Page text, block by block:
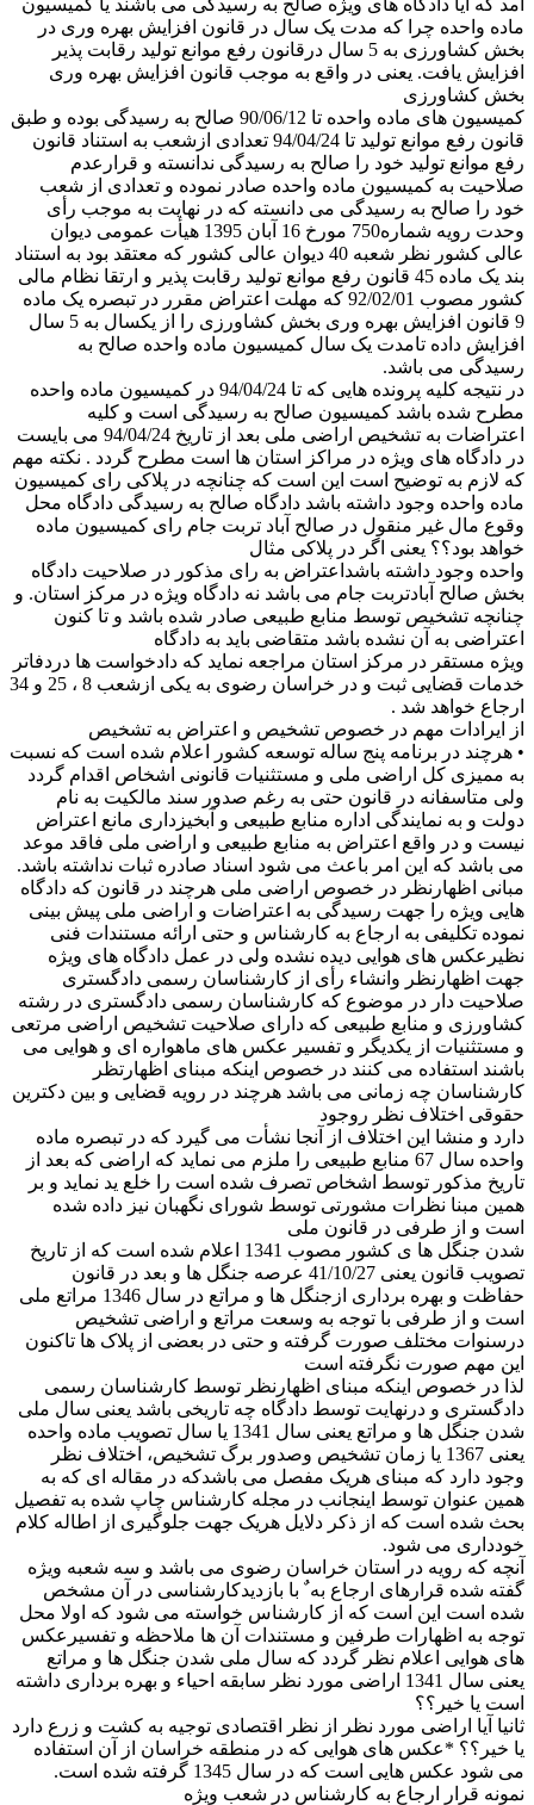
ماده واحده چرا که مدت یک سال در قانون افزایش بهره وری در
بخش کشاورزی به 5 سال درقانون رفع موانع تولید رقابت پذیر
افزایش یافت. یعنی در واقع به موجب قانون افزایش بهره وری
بخش کشاورزی
کمیسیون های ماده واحده تا 90/06/12 صالح به رسیدگی بوده و طبق
قانون رفع موانع تولید تا 94/04/24 تعدادی ازشعب به استناد قانون
رفع موانع تولید خود را صالح به رسیدگی ندانسته و قرارعدم
صلاحیت به کمیسیون ماده واحده صادر نموده و تعدادی از شعب
خود را صالح به رسیدگی می دانسته که در نهایت به موجب رأی
وحدت رویه شماره750 مورخ 16 آبان 1395 هیأت عمومی دیوان
عالی کشور نظر شعبه 40 دیوان عالی کشور که معتقد بود به استناد
بند یک ماده 45 قانون رفع موانع تولید رقابت پذیر و ارتقا نظام مالی
کشور مصوب 92/02/01 که مهلت اعتراض مقرر در تبصره یک ماده
9 قانون افزایش بهره وری بخش کشاورزی را از یکسال به 5 سال
افزایش داده تامدت یک سال کمیسیون ماده واحده صالح به
رسیدگی می باشد.
در نتیجه کلیه پرونده هایی که تا 94/04/24 در کمیسیون ماده واحده
مطرح شده باشد کمیسیون صالح به رسیدگی است و کلیه
اعتراضات به تشخیص اراضی ملی بعد از تاریخ 94/04/24 می بایست
در دادگاه های ویژه در مراکز استان ها است مطرح گردد . نکته مهم
که لازم به توضیح است این است که چنانچه در پلاکی رای کمیسیون
ماده واحده وجود داشته باشد دادگاه صالح به رسیدگی دادگاه محل
وقوع مال غیر منقول در صالح آباد تربت جام رای کمیسیون ماده
خواهد بود؟؟ یعنی اگر در پلاکی مثال
واحده وجود داشته باشداعتراض به رای مذکور در صلاحیت دادگاه
بخش صالح آبادتربت جام می باشد نه دادگاه ویژه در مرکز استان. و
چنانچه تشخیص توسط منابع طبیعی صادر شده باشد و تا کنون
اعتراضی به آن نشده باشد متقاضی باید به دادگاه
ویژه مستقر در مرکز استان مراجعه نماید که دادخواست ها دردفاتر
خدمات قضایی ثبت و در خراسان رضوی به یکی ازشعب 8 ، 25 و 34
ارجاع خواهد شد .
از ایرادات مهم در خصوص تشخیص و اعتراض به تشخیص
• هرچند در برنامه پنج ساله توسعه کشور اعلام شده است که نسبت
به ممیزی کل اراضی ملی و مستثنیات قانونی اشخاص اقدام گردد
ولی متاسفانه در قانون حتی به رغم صدور سند مالکیت به نام
دولت و به نمایندگی اداره منابع طبیعی و آبخیزداری مانع اعتراض
نیست و در واقع اعتراض به منابع طبیعی و اراضی ملی فاقد موعد
می باشد که این امر باعث می شود اسناد صادره ثبات نداشته باشد.
مبانی اظهارنظر در خصوص اراضی ملی هرچند در قانون که دادگاه
هایی ویژه را جهت رسیدگی به اعتراضات و اراضی ملی پیش بینی
نموده تکلیفی به ارجاع به کارشناس و حتی ارائه مستندات فنی
نظیرعکس های هوایی دیده نشده ولی در عمل دادگاه های ویژه
جهت اظهارنظر وانشاء رأی از کارشناسان رسمی دادگستری
صلاحیت دار در موضوع که کارشناسان رسمی دادگستری در رشته
کشاورزی و منابع طبیعی که دارای صلاحیت تشخیص اراضی مرتعی
و مستثنیات از یکدیگر و تفسیر عکس های ماهواره ای و هوایی می
باشند استفاده می کنند در خصوص اینکه مبنای اظهارتظر
کارشناسان چه زمانی می باشد هرچند در رویه قضایی و بین دکترین
حقوقی اختلاف نظر روجود
دارد و منشا این اختلاف از آنجا نشأت می گیرد که در تبصره ماده
واحده سال 67 منابع طبیعی را ملزم می نماید که اراضی که بعد از
تاریخ مذکور توسط اشخاص تصرف شده است را خلع ید نماید و بر
همین مبنا نظرات مشورتی توسط شورای نگهبان نیز داده شده
است و از طرفی در قانون ملی
شدن جنگل ها ی کشور مصوب 1341 اعلام شده است که از تاریخ
تصویب قانون یعنی 41/10/27 عرصه جنگل ها و بعد در قانون
حفاظت و بهره برداری ازجنگل ها و مراتع در سال 1346 مراتع ملی
است و از طرفی با توجه به وسعت مراتع و اراضی تشخیص
درسنوات مختلف صورت گرفته و حتی در بعضی از پلاک ها تاکنون
این مهم صورت نگرفته است
لذا در خصوص اینکه مبنای اظهارنظر توسط کارشناسان رسمی
دادگستری و درنهایت توسط دادگاه چه تاریخی باشد یعنی سال ملی
شدن جنگل ها و مراتع یعنی سال 1341 یا سال تصویب ماده واحده
یعنی 1367 یا زمان تشخیص وصدور برگ تشخیص، اختلاف نظر
وجود دارد که مبنای هریک مفصل می باشدکه در مقاله ای که به
همین عنوان توسط اینجانب در مجله کارشناس چاپ شده به تفصیل
بحث شده است که از ذکر دلایل هریک جهت جلوگیری از اطاله کلام
خودداری می شود.
آنچه که رویه در استان خراسان رضوی می باشد و سه شعبه ویژه
گفته شده قرارهای ارجاع به ٌ با بازدیدکارشناسی در آن مشخص
شده است این است که از کارشناس خواسته می شود که اولا محل
توجه به اظهارات طرفین و مستندات آن ها ملاحظه و تفسیرعکس
های هوایی اعلام نظر گردد که سال ملی شدن جنگل ها و مراتع
یعنی سال 1341 اراضی مورد نظر سابقه احیاء و بهره برداری داشته
است یا خیر؟؟
ثانیا آیا اراضی مورد نظر از نظر اقتصادی توجیه به کشت و زرع دارد
یا خیر؟؟ *عکس های هوایی که در منطقه خراسان از آن استفاده
می شود عکس هایی است که در سال 1345 گرفته شده است.
نمونه قرار ارجاع به کارشناس در شعب ویژه